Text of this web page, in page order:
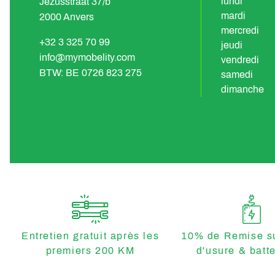
2000 Anvers
+32 3 325 70 99
info@mymobelity.com
BTW: BE 0726 823 275
mardi
mercredi
jeudi
vendredi
samedi
dimanche
Entretien gratuit après les
premiers 200 KM
10% de Remise
d'usure &